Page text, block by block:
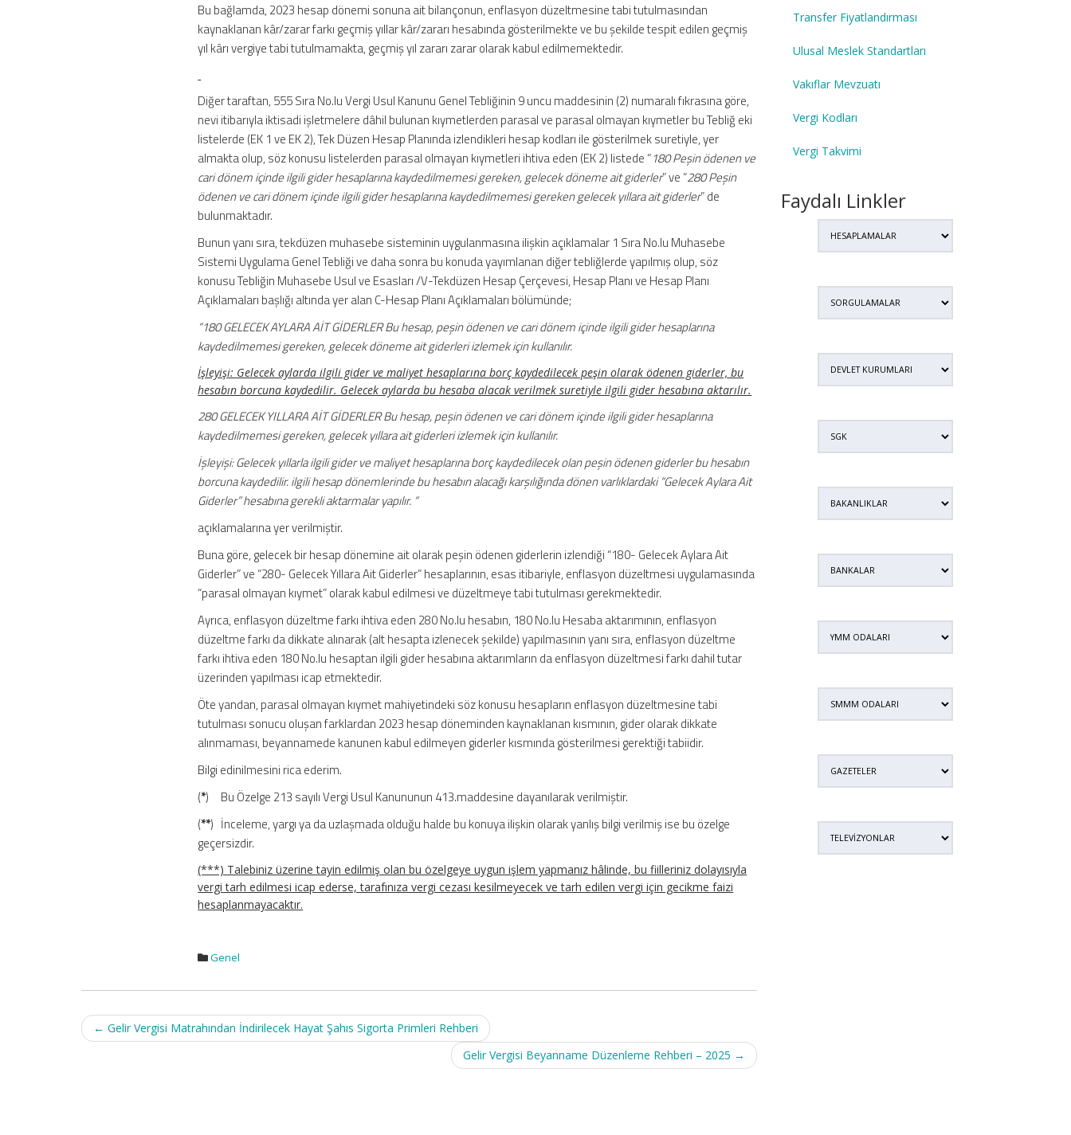
Bu bağlamda, 2023 hesap dönemi sonuna ait bilançonun, enflasyon düzeltmesine tabi tutulmasından
kaynaklanan kâr/zarar farkı geçmiş yıllar kâr/zararı hesabında gösterilmekte ve bu şekilde tespit edilen geçmiş
yıl kârı vergiye tabi tutulmamakta, geçmiş yıl zararı zarar olarak kabul edilmemektedir.
Diğer taraftan, 555 Sıra No.lu Vergi Usul Kanunu Genel Tebliğinin 9 uncu maddesinin (2) numaralı fıkrasına göre,
nevi itibarıyla iktisadi işletmelere dâhil bulunan kıymetlerden parasal ve parasal olmayan kıymetler bu Tebliğ eki
listelerde (EK 1 ve EK 2), Tek Düzen Hesap Planında izlendikleri hesap kodları ile gösterilmek suretiyle, yer
almakta olup, söz konusu listelerden parasal olmayan kıymetleri ihtiva eden (EK 2) listede “180 Peşin ödenen ve
cari dönem içinde ilgili gider hesaplarına kaydedilmemesi gereken, gelecek döneme ait giderler” ve “280 Peşin
ödenen ve cari dönem içinde ilgili gider hesaplarına kaydedilmemesi gereken gelecek yıllara ait giderler” de
bulunmaktadır.
Bunun yanı sıra, tekdüzen muhasebe sisteminin uygulanmasına ilişkin açıklamalar 1 Sıra No.lu Muhasebe
Sistemi Uygulama Genel Tebliği ve daha sonra bu konuda yayımlanan diğer tebliğlerde yapılmış olup, söz
konusu Tebliğin Muhasebe Usul ve Esasları /V-Tekdüzen Hesap Çerçevesi, Hesap Planı ve Hesap Planı
Açıklamaları başlığı altında yer alan C-Hesap Planı Açıklamaları bölümünde;
“180 GELECEK AYLARA AİT GİDERLER Bu hesap, peşin ödenen ve cari dönem içinde ilgili gider hesaplarına
kaydedilmemesi gereken, gelecek döneme ait giderleri izlemek için kullanılır.
İşleyişi: Gelecek aylarda ilgili gider ve maliyet hesaplarına borç kaydedilecek peşin olarak ödenen giderler, bu
hesabın borcuna kaydedilir. Gelecek aylarda bu hesaba alacak verilmek suretiyle ilgili gider hesabına aktarılır.
280 GELECEK YILLARA AİT GİDERLER Bu hesap, peşin ödenen ve cari dönem içinde ilgili gider hesaplarına
kaydedilmemesi gereken, gelecek yıllara ait giderleri izlemek için kullanılır.
İşleyişi: Gelecek yıllarla ilgili gider ve maliyet hesaplarına borç kaydedilecek olan peşin ödenen giderler bu hesabın
borcuna kaydedilir. ilgili hesap dönemlerinde bu hesabın alacağı karşılığında dönen varlıklardaki “Gelecek Aylara Ait
Giderler” hesabına gerekli aktarmalar yapılır. “
açıklamalarına yer verilmiştir.
Buna göre, gelecek bir hesap dönemine ait olarak peşin ödenen giderlerin izlendiği “180- Gelecek Aylara Ait
Giderler” ve “280- Gelecek Yıllara Ait Giderler” hesaplarının, esas itibariyle, enflasyon düzeltmesi uygulamasında
“parasal olmayan kıymet” olarak kabul edilmesi ve düzeltmeye tabi tutulması gerekmektedir.
Ayrıca, enflasyon düzeltme farkı ihtiva eden 280 No.lu hesabın, 180 No.lu Hesaba aktarımının, enflasyon
düzeltme farkı da dikkate alınarak (alt hesapta izlenecek şekilde) yapılmasının yanı sıra, enflasyon düzeltme
farkı ihtiva eden 180 No.lu hesaptan ilgili gider hesabına aktarımların da enflasyon düzeltmesi farkı dahil tutar
üzerinden yapılması icap etmektedir.
Öte yandan, parasal olmayan kıymet mahiyetindeki söz konusu hesapların enflasyon düzeltmesine tabi
tutulması sonucu oluşan farklardan 2023 hesap döneminden kaynaklanan kısmının, gider olarak dikkate
alınmaması, beyannamede kanunen kabul edilmeyen giderler kısmında gösterilmesi gerektiği tabiidir.
Bilgi edinilmesini rica ederim.
(*) Bu Özelge 213 sayılı Vergi Usul Kanununun 413.maddesine dayanılarak verilmiştir.
(**) İnceleme, yargı ya da uzlaşmada olduğu halde bu konuya ilişkin olarak yanlış bilgi verilmiş ise bu özelge
geçersizdir.
(***) Talebiniz üzerine tayin edilmiş olan bu özelgeye uygun işlem yapmanız hâlinde, bu fiilleriniz dolayısıyla
vergi tarh edilmesi icap ederse, tarafınıza vergi cezası kesilmeyecek ve tarh edilen vergi için gecikme faizi
hesaplanmayacaktır.
Genel
Post
navigation
← Gelir Vergisi Matrahından İndirilecek Hayat Şahıs Sigorta Primleri Rehberi
Gelir Vergisi Beyanname Düzenleme Rehberi – 2025 →
Transfer Fiyatlandırması
Ulusal Meslek Standartları
Vakıflar Mevzuatı
Vergi Kodları
Vergi Takvimi
Faydalı Linkler